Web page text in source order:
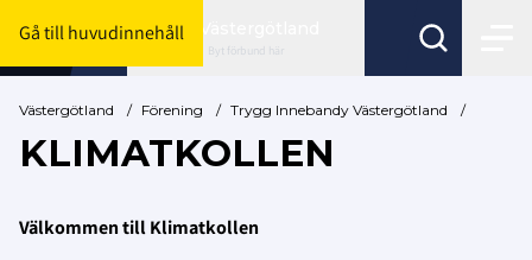
Gå till huvudinnehåll
Byt förbund här
Västergötland / Förening / Trygg Innebandy Västergötland /
KLIMATKOLLEN
Välkommen till Klimatkollen